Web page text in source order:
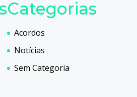
Categorias
Acordos
Notícias
Sem Categoria